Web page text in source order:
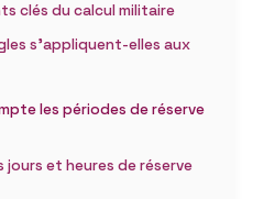
clés du calcul militaire
s’appliquent-elles aux
les périodes de réserve
jours et heures de réserve